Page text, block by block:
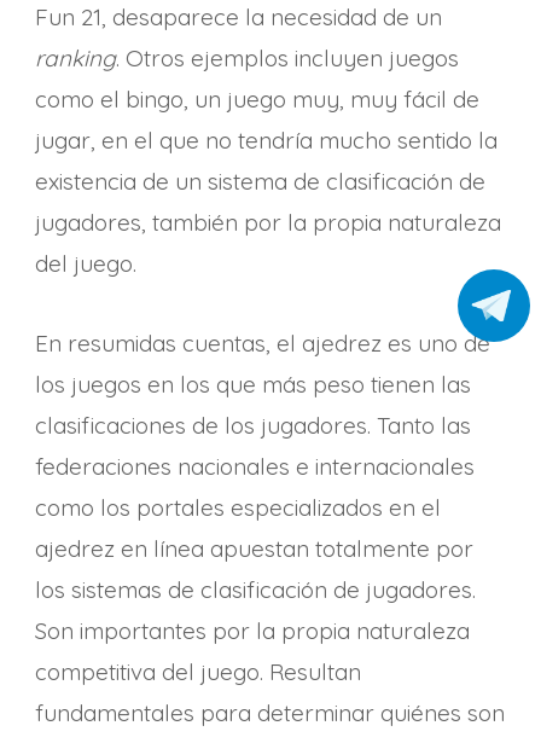
Fun 21, desaparece la necesidad de un
ranking. Otros ejemplos incluyen juegos
como el bingo, un juego muy, muy fácil de
jugar, en el que no tendría mucho sentido la
existencia de un sistema de clasificación de
jugadores, también por la propia naturaleza
del juego.
En resumidas cuentas, el ajedrez es uno de
los juegos en los que más peso tienen las
clasificaciones de los jugadores. Tanto las
federaciones nacionales e internacionales
como los portales especializados en el
ajedrez en línea apuestan totalmente por
los sistemas de clasificación de jugadores.
Son importantes por la propia naturaleza
competitiva del juego. Resultan
fundamentales para determinar quiénes son